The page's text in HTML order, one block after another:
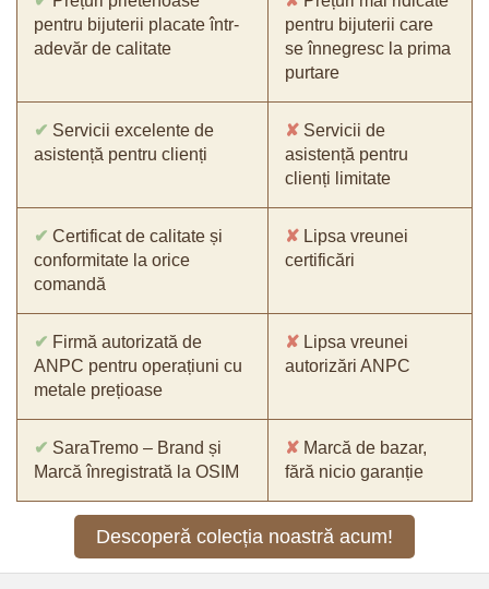
pentru bijuterii placate într-
adevăr de calitate
pentru bijuterii care
se înnegresc la prima
purtare
✔ Servicii excelente de
asistență pentru clienți
✘ Servicii de
asistență pentru
clienți limitate
✔ Certificat de calitate și
conformitate la orice
comandă
✘ Lipsa vreunei
certificări
✔ Firmă autorizată de
ANPC pentru operațiuni cu
metale prețioase
✘ Lipsa vreunei
autorizări ANPC
✔ SaraTremo – Brand și
Marcă înregistrată la OSIM
✘ Marcă de bazar,
fără nicio garanție
Descoperă colecția noastră acum!